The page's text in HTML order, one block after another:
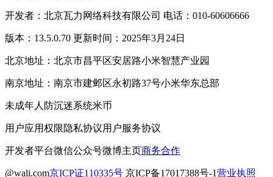
开发者：北京瓦力网络科技有限公司 电话：010-60606666
版本：13.5.0.70 更新时间：2025年3月24日
北京地址：北京市昌平区安居路小米智慧产业园
南京地址：南京市建邺区永初路37号小米华东总部
未成年人防沉迷系统米币
用户应用权限隐私协议用户服务协议
开发者平台微信公众号微博主页商务合作
@wali.com京ICP证110335号 京ICP备17017388号-1营业执照